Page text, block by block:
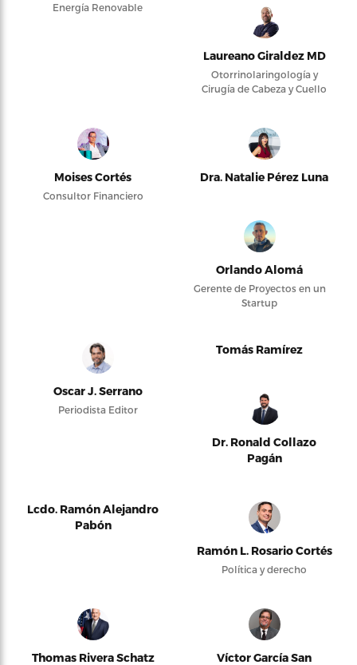
Energía Renovable
Laureano Giraldez MD
Otorrinolaringología y
Cirugía de Cabeza y Cuello
Moises Cortés
Consultor Financiero
Dra. Natalie Pérez Luna
Orlando Alomá
Gerente de Proyectos en un
Startup
Oscar J. Serrano
Periodista Editor
Tomás Ramírez
Dr. Ronald Collazo
Pagán
Lcdo. Ramón Alejandro
Pabón
Ramón L. Rosario Cortés
Política y derecho
Thomas Rivera Schatz
Víctor García San